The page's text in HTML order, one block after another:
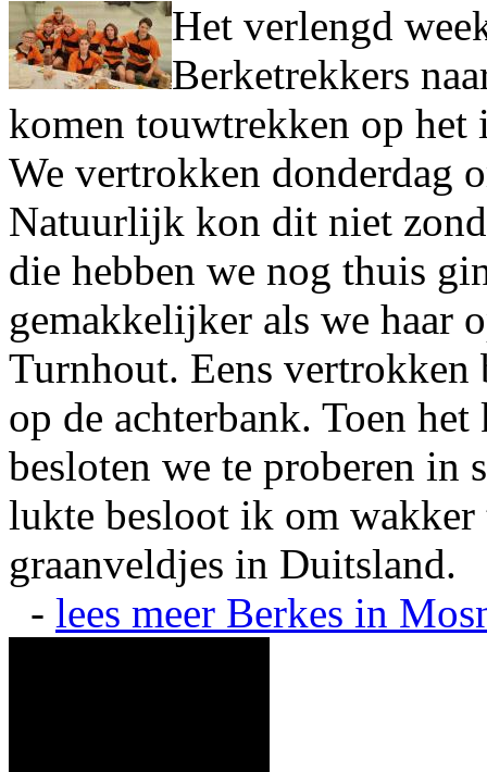
Het verlengd
Berketrekkers
komen touwtrekken op
We vertrokken donderdag
Natuurlijk kon dit niet
die hebben we nog thuis
gemakkelijker als we haar
Turnhout. Eens vertrokken
op de achterbank. Toen
besloten we te proberen in
lukte besloot ik om
graanveldjes in Duitsland.
- lees meer Berkes in